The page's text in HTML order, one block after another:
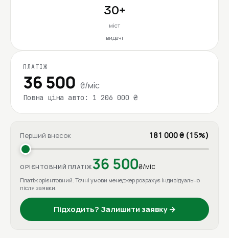
30+
міст
видачі
ПЛАТІЖ
36 500 ₴/міс
Повна ціна авто: 1 206 000 ₴
Перший внесок 181 000 ₴ (15%)
ОРІЄНТОВНИЙ ПЛАТІЖ36 500₴/міс
Платіж орієнтовний. Точні умови менеджер розрахує індивідуально
після заявки.
Підходить? Залишити заявку →